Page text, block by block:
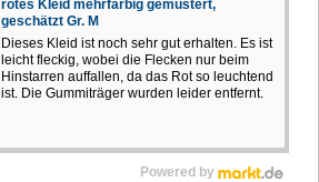
rotes Kleid mehrfarbig gemustert,
geschätzt Gr. M
Dieses Kleid ist noch sehr gut erhalten. Es ist
leicht fleckig, wobei die Flecken nur beim
Hinstarren auffallen, da das Rot so leuchtend
ist. Die Gummiträger wurden leider entfernt.
Powered by